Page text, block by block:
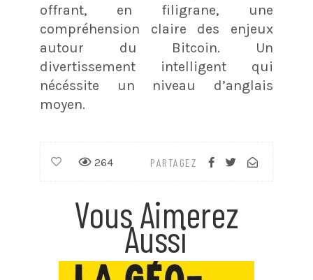
offrant, en filigrane, une
compréhension claire des enjeux
autour du Bitcoin. Un
divertissement intelligent qui
nécéssite un niveau d’anglais
moyen.
PARTAGEZ
264
Vous Aimerez
Aussi